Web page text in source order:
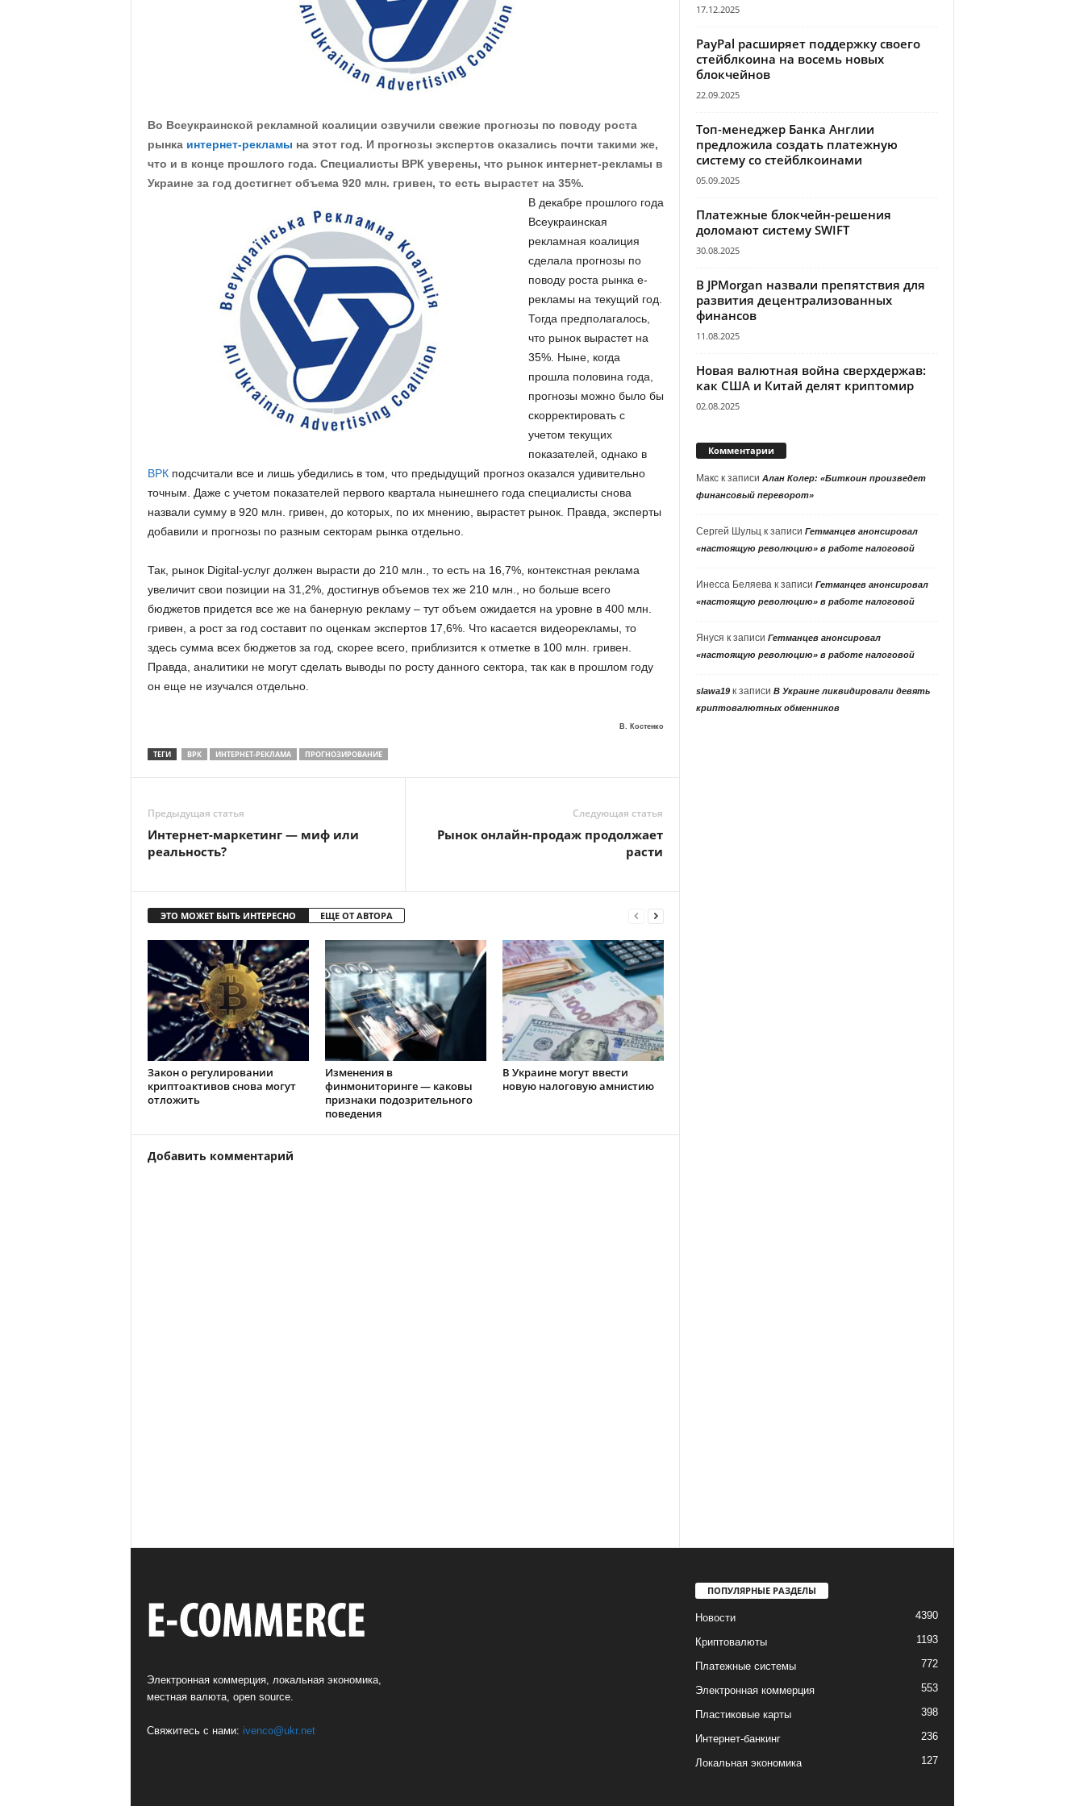
m
u
Во Всеукраинской рекламной коалиции озвучили свежие прогнозы по поводу роста
рынка интернет-рекламы на этот год. И прогнозы экспертов оказались почти такими же,
что и в конце прошлого года. Специалисты ВРК уверены, что рынок интернет-рекламы в
Украине за год достигнет объема 920 млн. гривен, то есть вырастет на 35%.
В декабре прошлого года
Всеукраинская
рекламная коалиция
сделала прогнозы по
поводу роста рынка е-
рекламы на текущий год.
Тогда предполагалось,
что рынок вырастет на
35%. Ныне, когда
прошла половина года,
прогнозы можно было бы
скорректировать с
учетом текущих
показателей, однако в
ВРКподсчитали все и лишь убедились в том, что предыдущий прогноз оказался удивительно
точным. Даже с учетом показателей первого квартала нынешнего года специалисты снова
назвали сумму в 920 млн. гривен, до которых, по их мнению, вырастет рынок. Правда, эксперты
добавили и прогнозы по разным секторам рынка отдельно.
Так, рынок Digital-услуг должен вырасти до 210 млн., то есть на 16,7%, контекстная реклама
увеличит свои позиции на 31,2%, достигнув объемов тех же 210 млн., но больше всего
бюджетов придется все же на банерную рекламу – тут объем ожидается на уровне в 400 млн.
гривен, а рост за год составит по оценкам экспертов 17,6%. Что касается видеорекламы, то
здесь сумма всех бюджетов за год, скорее всего, приблизится к отметке в 100 млн. гривен.
Правда, аналитики не могут сделать выводы по росту данного сектора, так как в прошлом году
он еще не изучался отдельно.
В. Костенко
ТЕГИ ВРК ИНТЕРНЕТ-РЕКЛАМА ПРОГНОЗИРОВАНИЕ
Предыдущая статья
Интернет-маркетинг — миф или
реальность?
Следующая статья
Рынок онлайн-продаж продолжает
расти
ЭТО МОЖЕТ БЫТЬ ИНТЕРЕСНО ЕЩЕ ОТ АВТОРА
Закон о регулировании
криптоактивов снова могут
отложить
Изменения в
финмониторинге — каковы
признаки подозрительного
поведения
В Украине могут ввести
новую налоговую амнистию
Добавить комментарий
17.12.2025
PayPal расширяет поддержку своего
стейблкоина на восемь новых
блокчейнов
22.09.2025
Топ-менеджер Банка Англии
предложила создать платежную
систему со стейблкоинами
05.09.2025
Платежные блокчейн-решения
доломают систему SWIFT
30.08.2025
В JPMorgan назвали препятствия для
развития децентрализованных
финансов
11.08.2025
Новая валютная война сверхдержав:
как США и Китай делят криптомир
02.08.2025
Комментарии
Макск записи Алан Колер: «Биткоин произведет
финансовый переворот»
Сергей Шульцк записи Гетманцев анонсировал
«настоящую революцию» в работе налоговой
Инесса Беляевак записи Гетманцев анонсировал
«настоящую революцию» в работе налоговой
Януся к записи Гетманцев анонсировал
«настоящую революцию» в работе налоговой
slawa19к записи В Украине ликвидировали девять
криптовалютных обменников
Электронная коммерция, локальная экономика,
местная валюта, open source.
Свяжитесь с нами: ivenco@ukr.net
ПОПУЛЯРНЫЕ РАЗДЕЛЫ
Новости 4390
Криптовалюты 1193
Платежные системы 772
Электронная коммерция 553
Пластиковые карты 398
Интернет-банкинг 236
Локальная экономика 127